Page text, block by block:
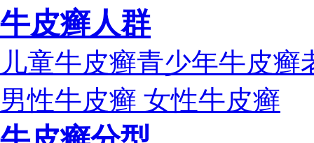
牛皮癣人群
儿童牛皮癣青少年牛皮癣
男性牛皮癣 女性牛皮癣